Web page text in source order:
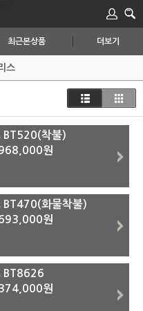
최근본상품 더보기
스
BT520(착불)
원
BT470(화물착불)
원
BT8626
원